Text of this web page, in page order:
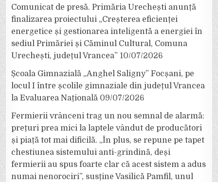
Comunicat de presă. Primăria Urechești anunță
finalizarea proiectului „Creșterea eficienței
energetice și gestionarea inteligentă a energiei în
sediul Primăriei și Căminul Cultural, Comuna
Urechești, județul Vrancea” 10/07/2026
Școala Gimnazială „Anghel Saligny” Focșani, pe
locul I între școlile gimnaziale din județul Vrancea
la Evaluarea Națională 09/07/2026
Fermierii vrânceni trag un nou semnal de alarmă:
prețuri prea mici la laptele vândut de producători
și piață tot mai dificilă. „În plus, se repune pe tapet
chestiunea sistemului anti-grindină, deși
fermierii au spus foarte clar că acest sistem a adus
numai nenorociri”, susține Vasilică Pamfil, unul